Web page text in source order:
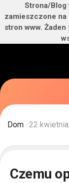
Strona/Blog
zamieszczone na
stron www.
Dom · 22
Czemu